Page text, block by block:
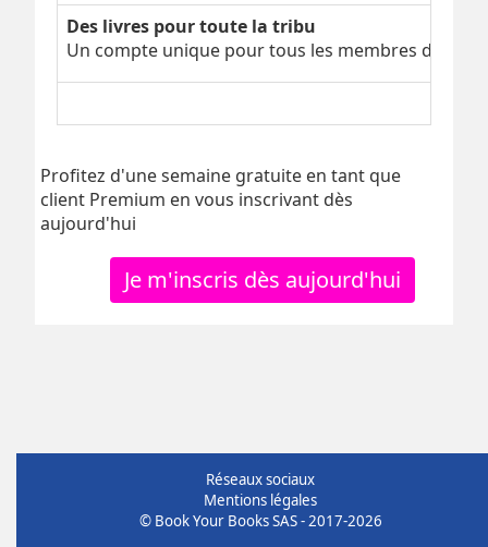
Des livres pour toute la tribu
Un compte unique pour tous les membres de
Profitez d'une semaine gratuite en tant que
client Premium en vous inscrivant dès
aujourd'hui
Je m'inscris dès aujourd'hui
Réseaux sociaux
Mentions légales
© Book Your Books SAS - 2017-2026